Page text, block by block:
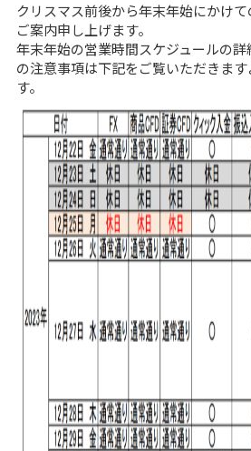
クリスマス前後から年末年始にかけ
ご案内申し上げます。
年末年始の営業時間スケジュールの
の注意事項は下記をご覧いただきま
す。